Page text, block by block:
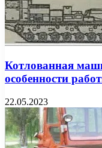
Котлованная
особенности
22.05.2023